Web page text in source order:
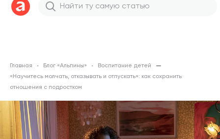
Главная Блог «Альпины»
Воспитание детей
«Научитесь молчать, отказывать и отпускать»: как сохранить
отношения с подростком